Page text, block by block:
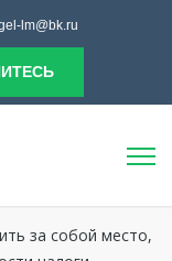
lm@bk.ru
за собой место,